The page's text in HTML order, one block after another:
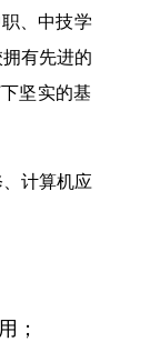
、中技学
有先进的
坚实的基
计算机应
；